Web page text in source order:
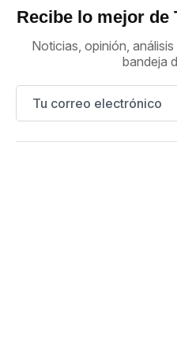
Recibe lo mejor de
Noticias, opinión,
bandeja